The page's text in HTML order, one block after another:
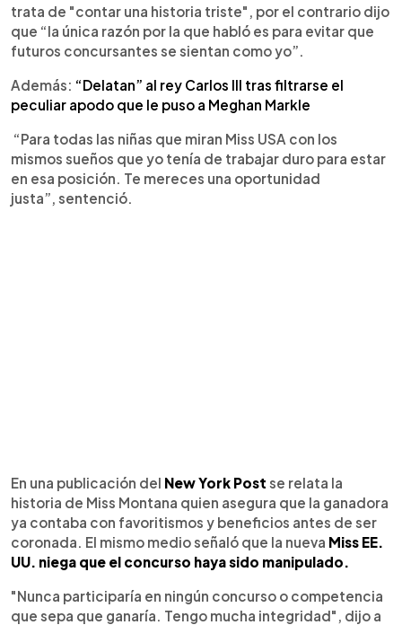
trata de "contar una historia triste", por el contrario dijo
que “la única razón por la que habló es para evitar que
futuros concursantes se sientan como yo”.
Además: “Delatan” al rey Carlos III tras filtrarse el
peculiar apodo que le puso a Meghan Markle
“Para todas las niñas que miran Miss USA con los
mismos sueños que yo tenía de trabajar duro para estar
en esa posición. Te mereces una oportunidad
justa”, sentenció.
En una publicación del New York Post se relata la
historia de Miss Montana quien asegura que la ganadora
ya contaba con favoritismos y beneficios antes de ser
coronada. El mismo medio señaló que la nueva Miss EE.
UU. niega que el concurso haya sido manipulado.
"Nunca participaría en ningún concurso o competencia
que sepa que ganaría. Tengo mucha integridad", dijo a